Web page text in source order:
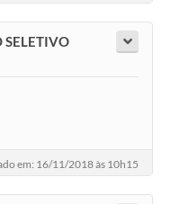
SELETIVO
em: 16/11/2018 às 10h15